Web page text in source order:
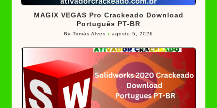
in
MAGIX VEGAS Pro Crackeado Download
Português PT-BR
Posted
ByTomás Alves agosto 5, 2026